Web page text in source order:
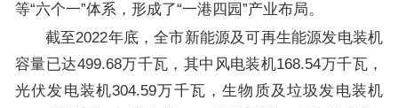
等“六个一”体系，形成了“一港四园”产业布局。
截至2022年底，全市新能源及可再生能源发电装机
容量已达499.68万千瓦，其中风电装机168.54万千瓦，
光伏发电装机304.59万千瓦，生物质及垃圾发电装机